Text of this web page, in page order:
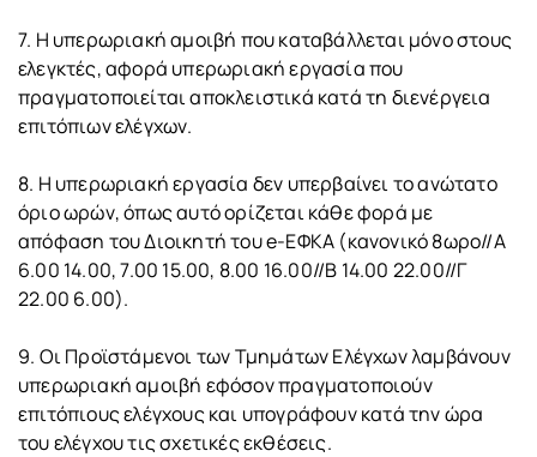
7. Η υπερωριακή αμοιβή που καταβάλλεται μόνο στους
ελεγκτές, αφορά υπερωριακή εργασία που
πραγματοποιείται αποκλειστικά κατά τη διενέργεια
επιτόπιων ελέγχων.
8. Η υπερωριακή εργασία δεν υπερβαίνει το ανώτατο
όριο ωρών, όπως αυτό ορίζεται κάθε φορά με
απόφαση του Διοικητή του e-ΕΦΚΑ (κανονικό 8ωρο//Α
6.00 14.00, 7.00 15.00, 8.00 16.00//Β 14.00 22.00//Γ
22.00 6.00).
9. Οι Προϊστάμενοι των Τμημάτων Ελέγχων λαμβάνουν
υπερωριακή αμοιβή εφόσον πραγματοποιούν
επιτόπιους ελέγχους και υπογράφουν κατά την ώρα
του ελέγχου τις σχετικές εκθέσεις.